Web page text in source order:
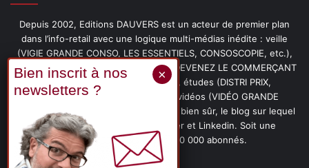
Depuis 2002, Editions DAUVERS est un acteur de premier plan
dans l’info-retail avec une logique multi-médias inédite : veille
(VIGIE GRANDE CONSO, LES ESSENTIELS, CONSOSCOPIE, etc.),
livres (PENSER-CLIENT, IMAGE-PRIX, DEVENEZ LE COMMERÇANT
PRÉFÉRÉ DE VOS CLIENTS, etc.), études (DISTRI PRIX,
PROMOFLASH, DRIVE INSIGHTS), vidéos (VIDÉO GRANDE
CONSO), podcasts (CAFÉ CONSO) et, bien sûr, le blog sur lequel
vous êtes, ainsi que les fils Twitter et Linkedin. Soit une
communauté de plus de 150 000 abonnés.